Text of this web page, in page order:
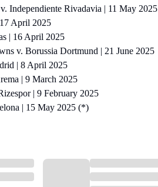
Independiente Rivadavia | 11 May 2025
April 2025
| 16 April 2025
v. Borussia Dortmund | 21 June 2025
| 8 April 2025
| 9 March 2025
| 9 February 2025
| 15 May 2025 (*)